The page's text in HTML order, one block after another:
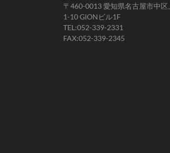
〒460-0013 愛知県名古屋市中区
1-10 GIONビル1F
TEL:052-339-2331
FAX:052-339-2345